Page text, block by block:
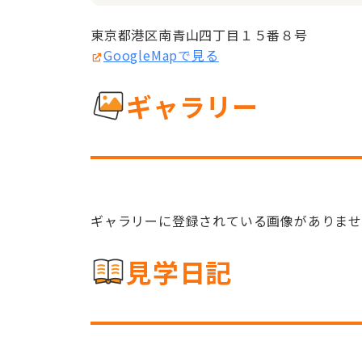
東京都港区南青山四丁目１５番８号
GoogleMapで見る
ギャラリー
ギャラリーに登録されている画像がありま
見学日記